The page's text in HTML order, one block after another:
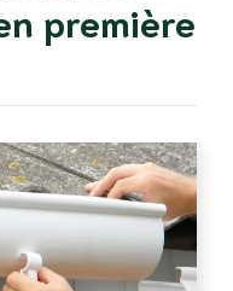
première